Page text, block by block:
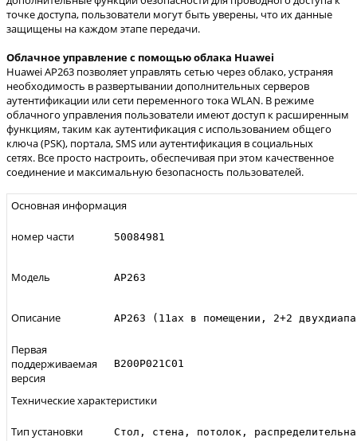
точке доступа, пользователи могут быть уверены, что их данные
защищены на каждом этапе передачи.
Облачное управление с помощью облака Huawei
Huawei AP263 позволяет управлять сетью через облако, устраняя
необходимость в развертывании дополнительных серверов
аутентификации или сети переменного тока WLAN. В режиме
облачного управления пользователи имеют доступ к расширенным
функциям, таким как аутентификация с использованием общего
ключа (PSK), портала, SMS или аутентификация в социальных
сетях. Все просто настроить, обеспечивая при этом качественное
соединение и максимальную безопасность пользователей.
Основная информация
номер части 50084981
Модель AP263
Описание AP263 (11ax в помещении, 2+2
Первая
поддерживаемая
версия
В200Р021С01
Технические характеристики
Тип установки Стол, стена, потолок,